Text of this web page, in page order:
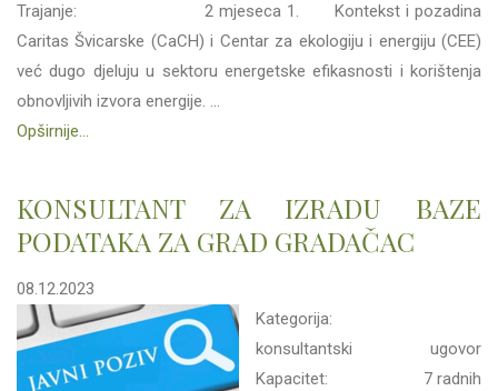
Trajanje: 2 mjeseca 1. Kontekst i pozadina
Caritas Švicarske (CaCH) i Centar za ekologiju i energiju (CEE)
već dugo djeluju u sektoru energetske efikasnosti i korištenja
obnovljivih izvora energije. ...
Opširnije...
KONSULTANT ZA IZRADU BAZE
PODATAKA ZA GRAD GRADAČAC
08.12.2023
Kategorija:
konsultantski ugovor
Kapacitet: 7 radnih